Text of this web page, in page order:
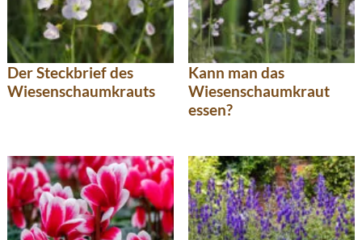
Der Steckbrief des
Wiesenschaumkrauts
Kann man das
Wiesenschaumkraut
essen?